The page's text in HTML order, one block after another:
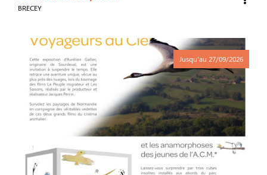
BRECEY
Jusqu'au 27/09/2026